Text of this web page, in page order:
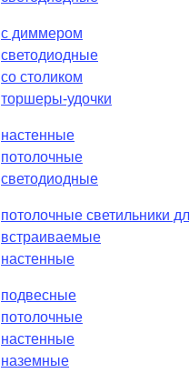
с диммером
светодиодные
со столиком
торшеры-удочки
настенные
потолочные
светодиодные
потолочные светильники
встраиваемые
настенные
подвесные
потолочные
настенные
наземные